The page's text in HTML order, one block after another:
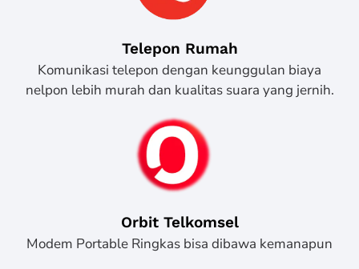
Telepon Rumah
Komunikasi telepon dengan keunggulan biaya
nelpon lebih murah dan kualitas suara yang jernih.
Orbit Telkomsel
Modem Portable Ringkas bisa dibawa kemanapun